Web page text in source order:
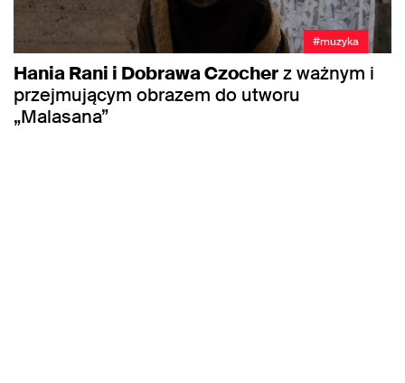
#muzyka
Hania Rani i Dobrawa Czocherz ważnym i
przejmującym obrazem do utworu
„Malasana”